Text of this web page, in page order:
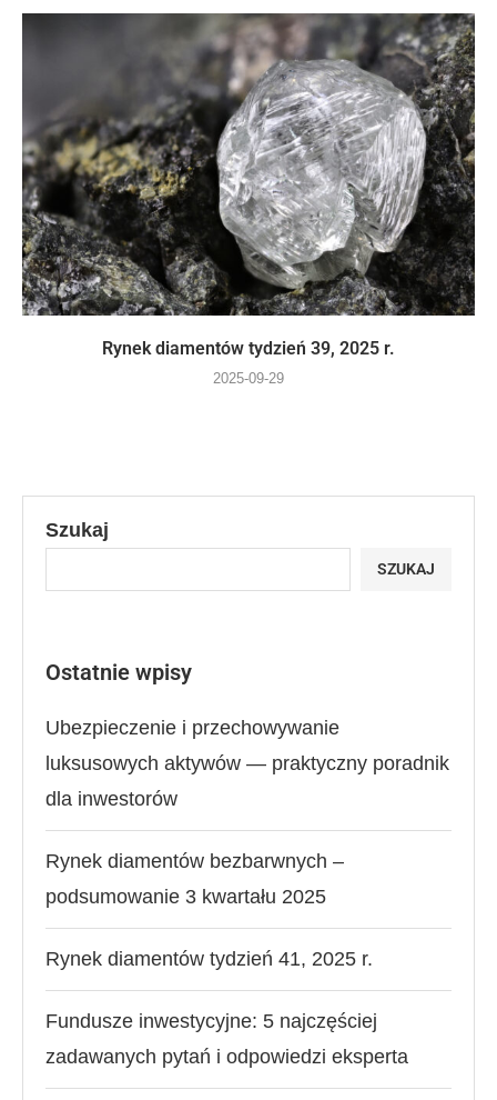
Rynek diamentów tydzień 39, 2025 r.
2025-09-29
Szukaj
SZUKAJ
Ostatnie wpisy
Ubezpieczenie i przechowywanie
luksusowych aktywów — praktyczny poradnik
dla inwestorów
Rynek diamentów bezbarwnych –
podsumowanie 3 kwartału 2025
Rynek diamentów tydzień 41, 2025 r.
Fundusze inwestycyjne: 5 najczęściej
zadawanych pytań i odpowiedzi eksperta